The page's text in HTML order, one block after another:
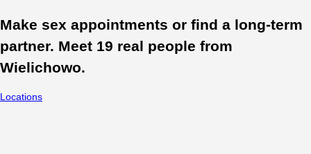
Make sex appointments or find a long-term
partner. Meet 19 real people from
Wielichowo.
Locations